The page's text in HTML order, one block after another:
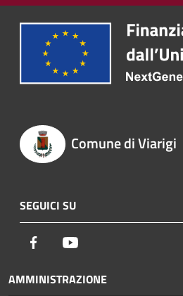
Comune di Viarigi
SEGUICI SU
Facebook
AMMINISTRAZIONE